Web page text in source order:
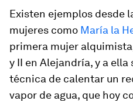
Existen ejemplos desde
mujeres como María la
primera mujer
y II en Alejandría, y a
técnica de calentar un
vapor de agua, que hoy